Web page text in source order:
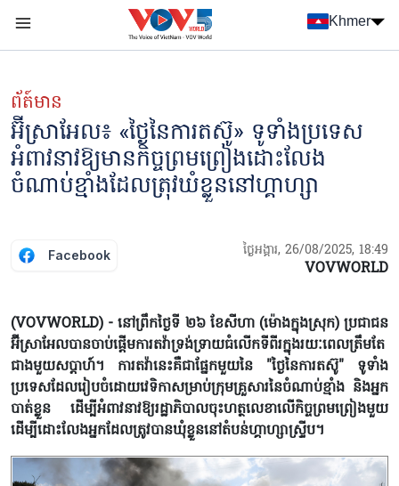
Nhảy đến nội dung
Khmer
ព័ត៍មាន
អ៊ីស្រាអែល៖ «ថ្ងៃនៃការតស៊ូ» ទូទាំងប្រទេស
អំពាវនាវឱ្យមានកិច្ចព្រមព្រៀងដោះលែង
ចំណាប់ខ្មាំងដែលត្រុវឃំខ្លួននៅហ្គាហ្សា
Facebook ថ្ងៃអង្គារ, 26/08/2025, 18:49
VOVWORLD
(VOVWORLD) - នៅព្រឹកថ្ងៃទី ២៦ ខែសីហា (ម៉ោងក្នុងស្រុក) ប្រជាជន
អ៊ីស្រាអែលបានចាប់ផ្តើមការតវ៉ាទ្រង់ទ្រាយធំលើកទីពីរក្នុងរយៈពេលត្រឹមតែ
ជាងមួយសប្តាហ៍។ ការតវ៉ានេះគឺជាផ្នែកមួយនៃ "ថ្ងៃនៃការតស៊ូ" ទូទាំង
ប្រទេសដែលរៀបចំដោយវេទិកាសម្រាប់ក្រុមគ្រួសារនៃចំណាប់ខ្មាំង និងអ្នក
បាត់ខ្លួន ដើម្បីអំពាវនាវឱ្យរដ្ឋាភិបាលចុះហត្ថលេខាលើកិច្ចព្រមព្រៀងមួយ
ដើម្បីដោះលែងអ្នកដែលត្រូវបានឃុំខ្លួននៅតំបន់ហ្គាហ្សាស្ទ្រីប។